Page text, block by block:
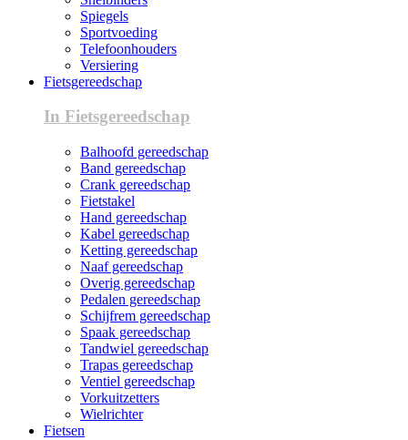
Spiegels
Sportvoeding
Telefoonhouders
Versiering
Fietsgereedschap
In Fietsgereedschap
Balhoofd gereedschap
Band gereedschap
Crank gereedschap
Fietstakel
Hand gereedschap
Kabel gereedschap
Ketting gereedschap
Naaf gereedschap
Overig gereedschap
Pedalen gereedschap
Schijfrem gereedschap
Spaak gereedschap
Tandwiel gereedschap
Trapas gereedschap
Ventiel gereedschap
Vorkuitzetters
Wielrichter
Fietsen